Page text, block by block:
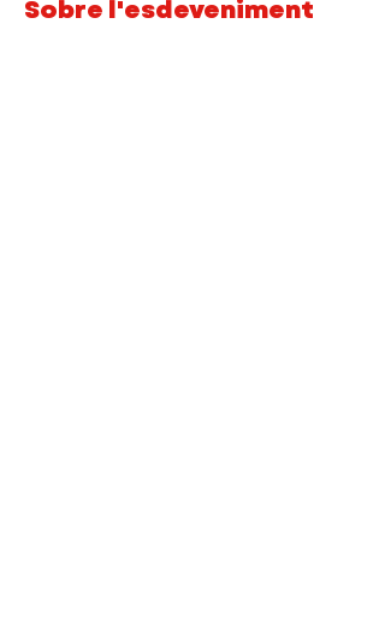
Sobre l'esdeveniment